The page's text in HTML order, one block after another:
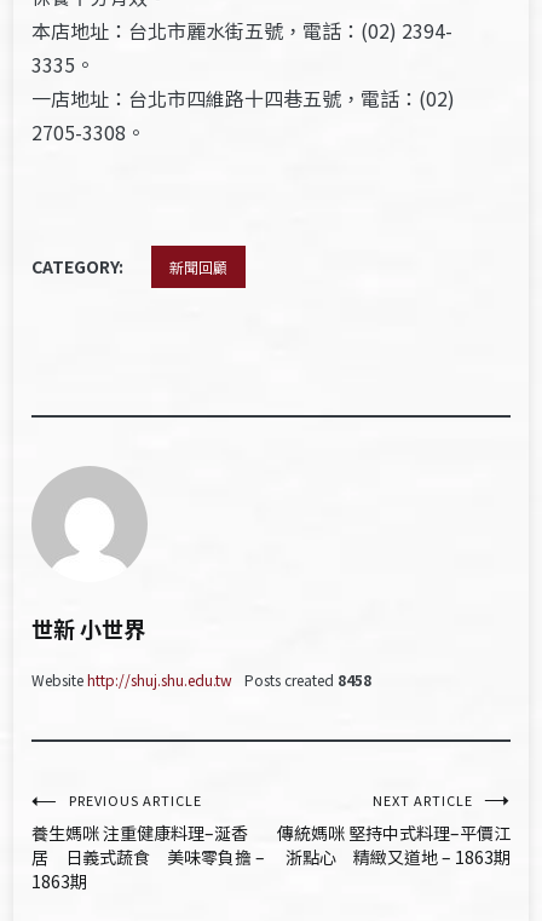
本店地址：台北市麗水街五號，電話：(02) 2394-
3335。
一店地址：台北市四維路十四巷五號，電話：(02)
2705-3308。
CATEGORY: 新聞回顧
世新 小世界
Websitehttp://shuj.shu.edu.tw Posts created 8458
文
章
導
PREVIOUS ARTICLE
養生媽咪 注重健康料理–涎香
居 日義式蔬食 美味零負擔 –
1863期
NEXT ARTICLE
傳統媽咪 堅持中式料理–平價江
浙點心 精緻又道地 – 1863期